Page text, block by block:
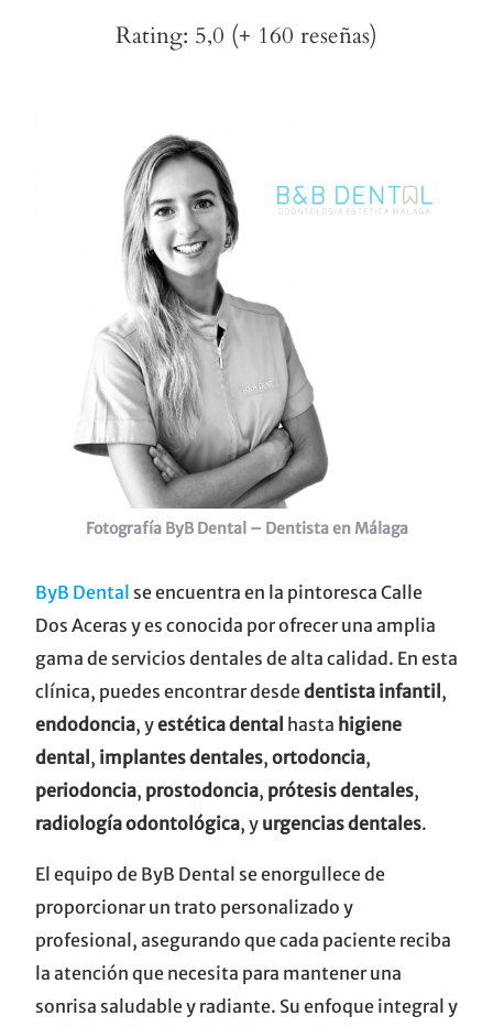
Rating: 5,0 (+ 160 reseñas)
Fotografía ByB Dental – Dentista en Málaga
ByB Dental se encuentra en la pintoresca Calle
Dos Aceras y es conocida por ofrecer una amplia
gama de servicios dentales de alta calidad. En esta
clínica, puedes encontrar desdedentista infantil ,
endodoncia, yestética dental hasta higiene
dental , implantes dentales, ortodoncia,
periodoncia, prostodoncia, prótesis dentales,
radiología odontológica, y urgencias dentales.
El equipo de ByB Dental se enorgullece de
proporcionar un trato personalizado y
profesional, asegurando que cada paciente reciba
la atención que necesita para mantener una
sonrisa saludable y radiante. Su enfoque integral y